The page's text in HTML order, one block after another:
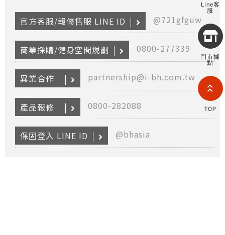
2026
All
Line客
服
門市據
點
TOP
官方客服/報修售服 LINE ID @721gfguw
商業採購/健身空間規劃 0800-277339
異業合作 partnership@i-bh.com.tw
產品報修 0800-282088
保固登入 LINE ID @bhasia